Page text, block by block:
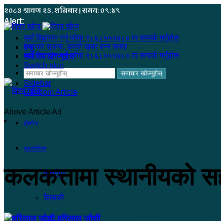
२०८३ श्रावण २३, शनिबार | समय: ०९:४९
Alert:
यहाँ बिज्ञापन गर्नु परेमा ९८६८५५५७८० मा सम्पर्क गर्नुहोस
हजुरको सूचना, हाम्रो खबर बन्न सक्छ
यहाँ बिज्ञापन गर्नु परेमा ९८६८५५५७८० मा सम्पर्क गर्नुहोस
समाचार खोज्नुहोस्
Sidebar
Random Article
मेनू
समाचार खोज्नुहोस्
Switch skin
होमपेज
सुदूरपश्चिम
कंचनपुर
कैलाली
Above Article Ad
कलकत्तामा स्थानीयको
हरिलाल जोशी२०७९ श्रावण २९, आईतवार ०६:२१